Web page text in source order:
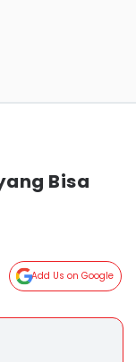
Bisa
Add Us on Google